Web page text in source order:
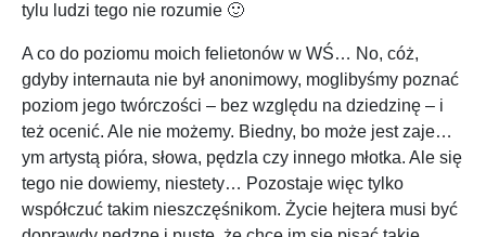
tylu ludzi tego nie rozumie 🙂
A co do poziomu moich felietonów w WŚ… No, cóż,
gdyby internauta nie był anonimowy, moglibyśmy poznać
poziom jego twórczości – bez względu na dziedzinę – i
też ocenić. Ale nie możemy. Biedny, bo może jest zaje…
ym artystą pióra, słowa, pędzla czy innego młotka. Ale się
tego nie dowiemy, niestety… Pozostaje więc tylko
współczuć takim nieszczęśnikom. Życie hejtera musi być